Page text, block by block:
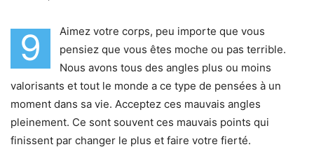
9
Aimez votre corps, peu importe que vous
pensiez que vous êtes moche ou pas terrible.
Nous avons tous des angles plus ou moins
valorisants et tout le monde a ce type de pensées à un
moment dans sa vie. Acceptez ces mauvais angles
pleinement. Ce sont souvent ces mauvais points qui
finissent par changer le plus et faire votre fierté.